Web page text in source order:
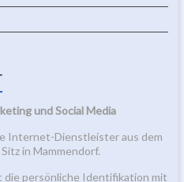
und Social Media
Internet-Dienstleister aus dem
in Mammendorf.
die persönliche Identifikation mit